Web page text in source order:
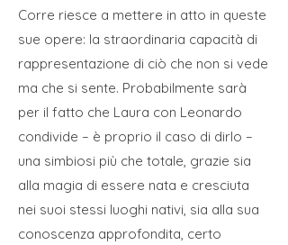
Corre riesce a mettere in atto in queste
sue opere: la straordinaria capacità di
rappresentazione di ciò che non si vede
ma che si sente. Probabilmente sarà
per il fatto che Laura con Leonardo
condivide – è proprio il caso di dirlo –
una simbiosi più che totale, grazie sia
alla magia di essere nata e cresciuta
nei suoi stessi luoghi nativi, sia alla sua
conoscenza approfondita, certo